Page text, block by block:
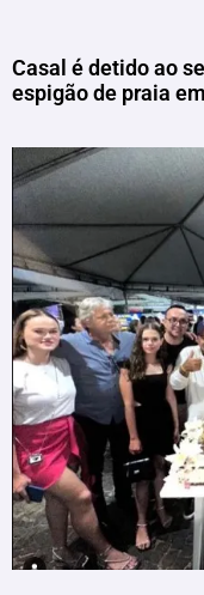
Casal é detido ao
espigão de praia